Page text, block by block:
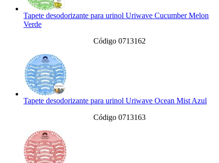
Tapete desodorizante para urinol Uriwave Cucumber Melon
Verde
Código 0713162
Tapete desodorizante para urinol Uriwave Ocean Mist Azul
Código 0713163